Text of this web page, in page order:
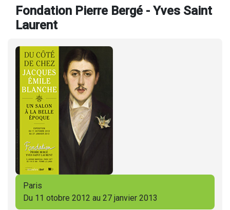
Fondation Pierre Bergé - Yves Saint
Laurent
Paris
Du 11 otobre 2012 au 27 janvier 2013